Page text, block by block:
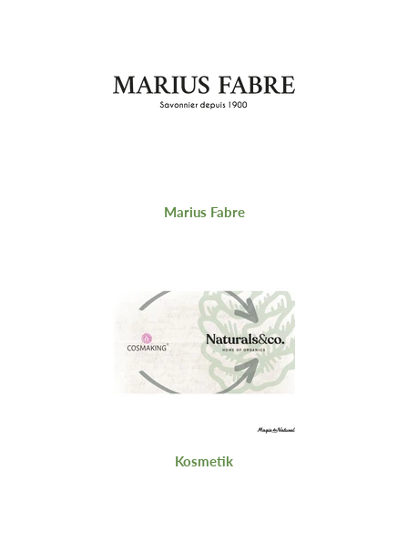
Marius Fabre
Kosmetik